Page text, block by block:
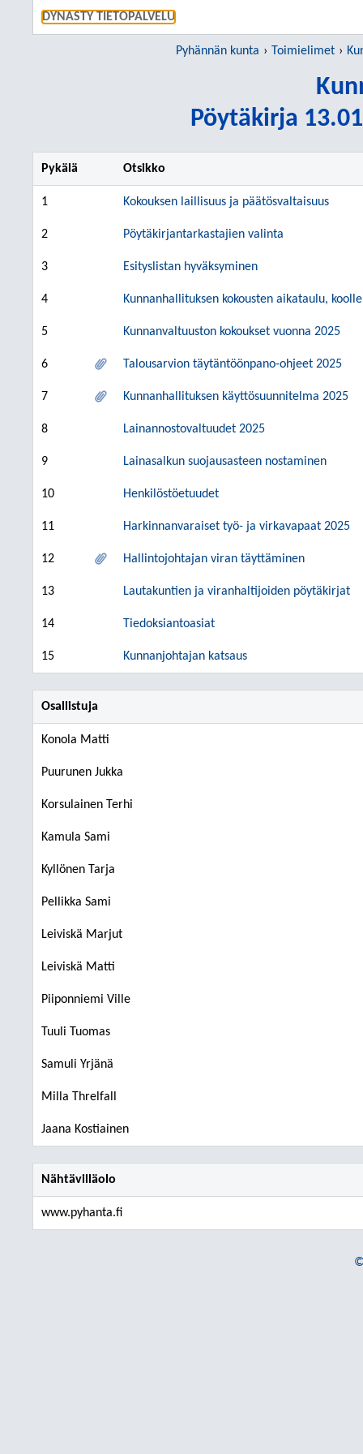
DYNASTY TIETOPALVELU
Pyhännän kunta Toimielimet
Pöytäkirja
Pykälä Otsikko
1 Kokouksen laillisuus ja päätösvaltaisuus
2 Pöytäkirjantarkastajien valinta
3 Esityslistan hyväksyminen
4 Kunnanhallituksen kokousten aikataulu,
5 Kunnanvaltuuston kokoukset vuonna 2025
6 Talousarvion täytäntöönpano-ohjeet 2025
7 Kunnanhallituksen käyttösuunnitelma 2025
8 Lainannostovaltuudet 2025
9 Lainasalkun suojausasteen nostaminen
10 Henkilöstöetuudet
11 Harkinnanvaraiset työ- ja virkavapaat 2025
12 Hallintojohtajan viran täyttäminen
13 Lautakuntien ja viranhaltijoiden pöytäkirjat
14 Tiedoksiantoasiat
15 Kunnanjohtajan katsaus
Osallistuja
Konola Matti
Puurunen Jukka
Korsulainen Terhi
Kamula Sami
Kyllönen Tarja
Pellikka Sami
Leiviskä Marjut
Leiviskä Matti
Piiponniemi Ville
Tuuli Tuomas
Samuli Yrjänä
Milla Threlfall
Jaana Kostiainen
Nähtävilläolo
www.pyhanta.fi